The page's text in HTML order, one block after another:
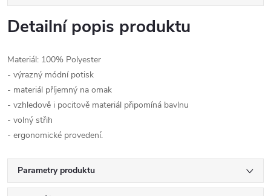
Detailní popis produktu
Materiál: 100% Polyester
- výrazný módní potisk
- materiál příjemný na omak
- vzhledově i pocitově materiál připomíná bavlnu
- volný střih
- ergonomické provedení.
Parametry produktu